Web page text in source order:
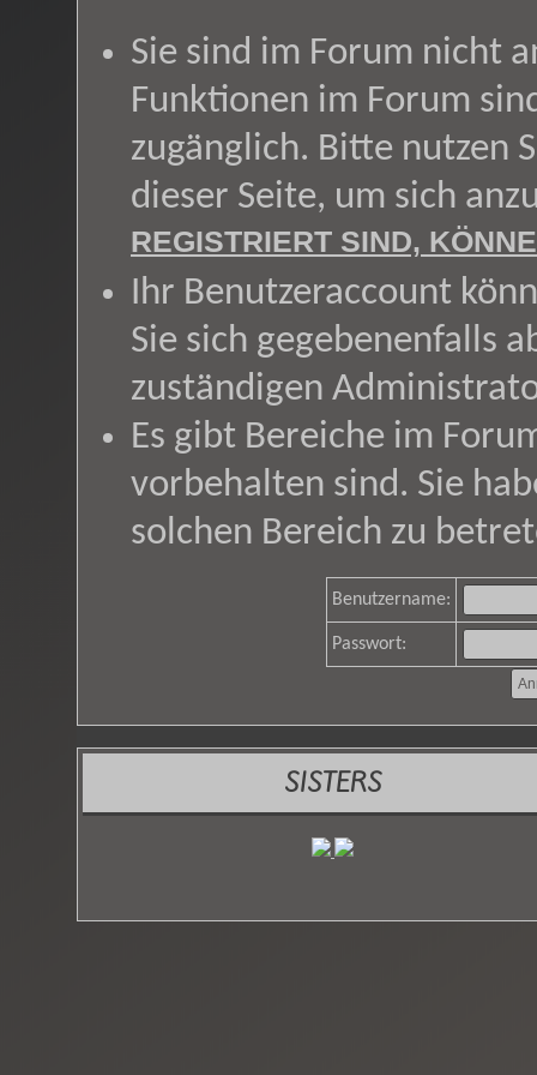
Sie sind im Forum nicht
Funktionen im Forum
zugänglich. Bitte nutzen
dieser Seite, um sich
REGISTRIERT SIND,
Ihr Benutzeraccount
Sie sich gegebenenfalls
zuständigen
Es gibt Bereiche im
vorbehalten sind. Sie
solchen Bereich zu
Benutzername:
Passwort:
SISTERS